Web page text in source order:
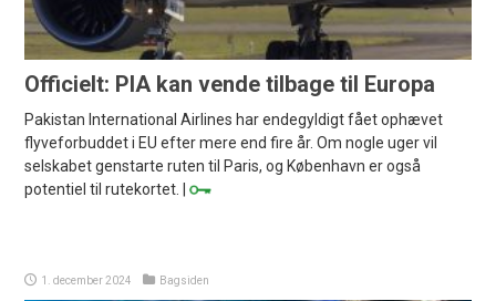
Officielt: PIA kan vende tilbage til Europa
Pakistan International Airlines har endegyldigt fået ophævet
flyveforbuddet i EU efter mere end fire år. Om nogle uger vil
selskabet genstarte ruten til Paris, og København er også
potentiel til rutekortet. |
1. december 2024 Bagsiden